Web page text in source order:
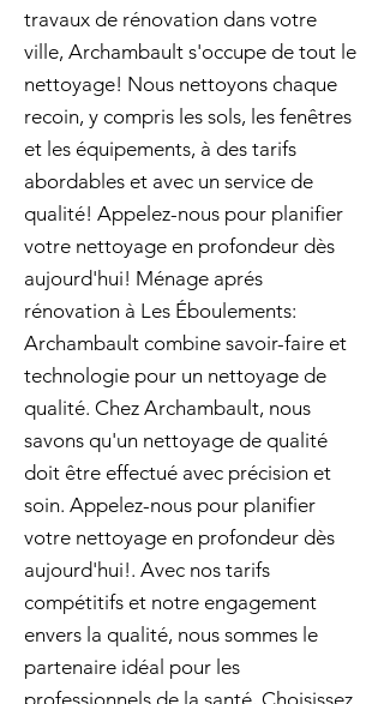
travaux de rénovation dans votre
ville, Archambault s'occupe de tout le
nettoyage! Nous nettoyons chaque
recoin, y compris les sols, les fenêtres
et les équipements, à des tarifs
abordables et avec un service de
qualité! Appelez-nous pour planifier
votre nettoyage en profondeur dès
aujourd'hui! Ménage aprés
rénovation à Les Éboulements:
Archambault combine savoir-faire et
technologie pour un nettoyage de
qualité. Chez Archambault, nous
savons qu'un nettoyage de qualité
doit être effectué avec précision et
soin. Appelez-nous pour planifier
votre nettoyage en profondeur dès
aujourd'hui!. Avec nos tarifs
compétitifs et notre engagement
envers la qualité, nous sommes le
partenaire idéal pour les
professionnels de la santé. Choisissez